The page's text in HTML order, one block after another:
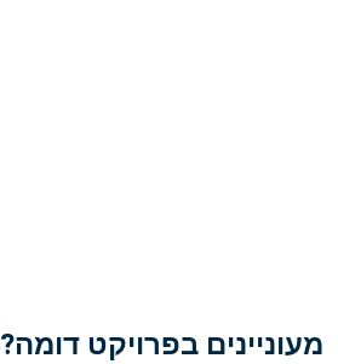
מעוניינים בפרויקט דומה?